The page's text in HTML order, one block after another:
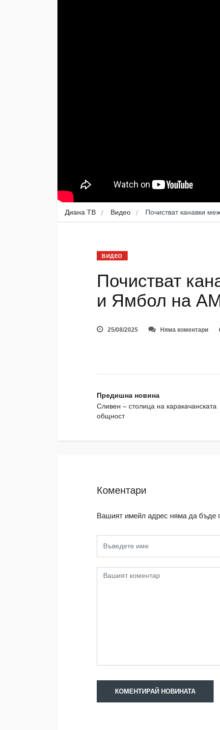
Диана ТВ Видео Почистват канавки
ВИДЕО
Почистват
и Ямбол на АМ
25/08/2025 Няма коментари
Предишна новина
Сливен – столица на каракачанската
общност
Коментари
Вашият имейл адрес няма да бъде